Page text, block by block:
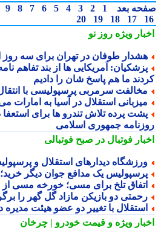
بعد 1
2
3
4
5
6
7
8
9
10
17
18
19
20
ویژهروز نو
طوفان در تهران برای سه روز این
آمریکایی ها از بند تفاهم نامه
ما هم پاسخ شان را دادیم
سرمربی پرسپولیسی با انتقال
استقلال در آسیا به امارات می
پرده تلاش تندرو ها برای استعفا
جمهوری اسلامی
فوتبال در صبح فوتبالی
دیدارهای استقلال و
یک مدافع جوان دیگر
تلخ برای مسی؛ خورخه مسی از
دو بازیکن مازاد گل گهر را برگرداند
با تغییر دو عضو هیئت مدیره
ویژهو قیمت خودرو | چرخان